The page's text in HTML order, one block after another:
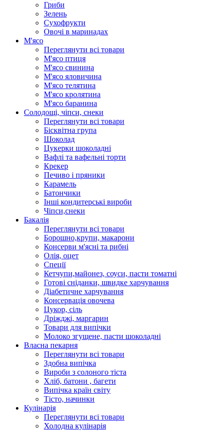
Гриби
Зелень
Сухофрукти
Овочі в маринадах
М'ясо
Переглянути всі товари
М'ясо птиця
М'ясо свинина
М'ясо яловичина
М'ясо телятина
М'ясо кролятина
М'ясо баранина
Солодощі, чіпси, снеки
Переглянути всі товари
Бісквітна група
Шоколад
Цукерки шоколадні
Вафлі та вафельні торти
Крекер
Печиво і пряники
Карамель
Батончики
Інші кондитерські вироби
Чіпси,снеки
Бакалія
Переглянути всі товари
Борошно,крупи, макарони
Консерви м'ясні та рибні
Олія, оцет
Спеції
Кетчупи,майонез, соуси, пасти томатні
Готові сніданки, швидке харчування
Діабетичне харчування
Консервація овочева
Цукор, сіль
Дріжджі, маргарин
Товари для випічки
Молоко згущене, пасти шоколадні
Власна пекарня
Переглянути всі товари
Здобна випічка
Вироби з солоного тіста
Хліб, батони , багети
Випічка країн світу
Тісто, начинки
Кулінарія
Переглянути всі товари
Холодна кулінарія